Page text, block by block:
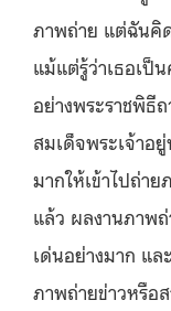
ภาพถ่าย แต่ฉันคิ
แม้แต่รู้ว่าเธอเป็
อย่างพระราชพิธี
สมเด็จพระเจ้าอ
มากให้เข้าไปถ่า
แล้ว ผลงานภาพ
เด่นอย่างมาก แ
ภาพถ่ายข่าวหรือ